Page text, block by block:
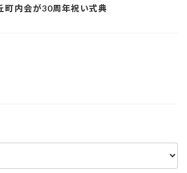
町内会が30周年祝い式典